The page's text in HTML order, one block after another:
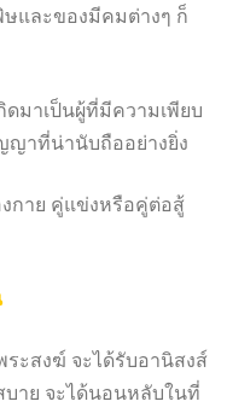
และของมีคมต่างๆ ก็
มาเป็นผู้ที่มีความเพียบ
าที่น่านับถืออย่างยิ่ง
กาย คู่แข่งหรือคู่ต่อสู้
ะสงฆ์ จะได้รับอานิสงส์
าย จะได้นอนหลับในที่